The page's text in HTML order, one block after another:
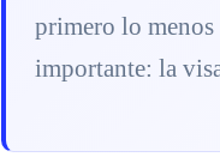
primero lo
importante: la